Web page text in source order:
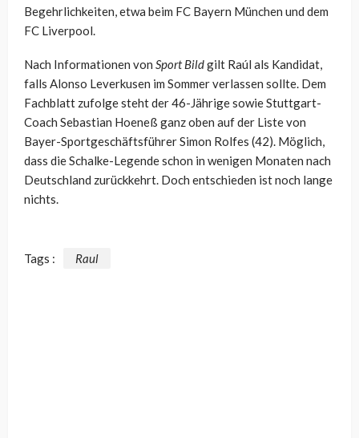
Begehrlichkeiten, etwa beim FC Bayern München und dem
FC Liverpool.
Nach Informationen von Sport Bildgilt Raúl als Kandidat,
falls Alonso Leverkusen im Sommer verlassen sollte. Dem
Fachblatt zufolge steht der 46-Jährige sowie Stuttgart-
Coach Sebastian Hoeneß ganz oben auf der Liste von
Bayer-Sportgeschäftsführer Simon Rolfes (42). Möglich,
dass die Schalke-Legende schon in wenigen Monaten nach
Deutschland zurückkehrt. Doch entschieden ist noch lange
nichts.
Tags : Raul